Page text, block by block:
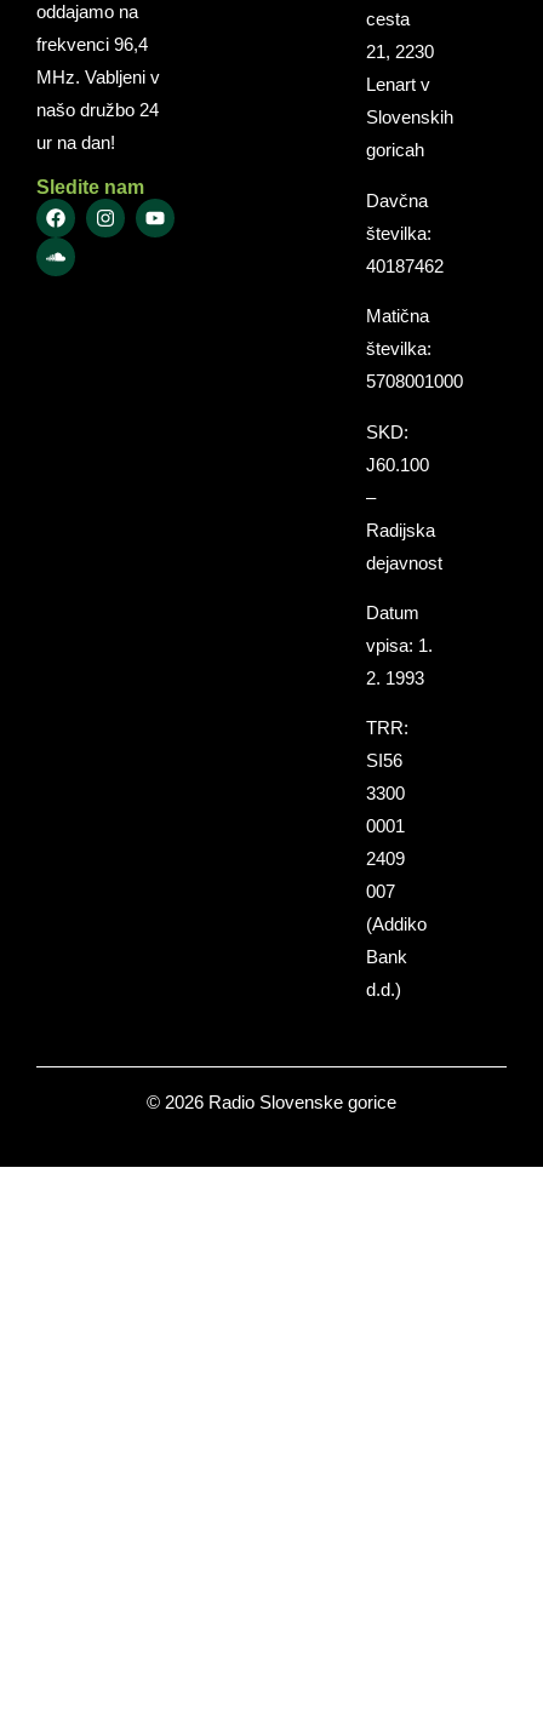
oddajamo na
frekvenci 96,4
MHz. Vabljeni v
našo družbo 24
ur na dan!
Sledite nam
cesta
21, 2230
Lenart v
Slovenskih
goricah
Davčna
številka:
40187462
Matična
številka:
5708001000
SKD:
J60.100
–
Radijska
dejavnost
Datum
vpisa: 1.
2. 1993
TRR:
SI56
3300
0001
2409
007
(Addiko
Bank
d.d.)
© 2026 Radio Slovenske gorice